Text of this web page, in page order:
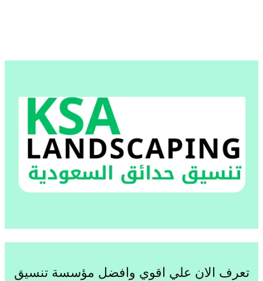
تعرف الان علي اقوي وافضل مؤسسة تنسيق